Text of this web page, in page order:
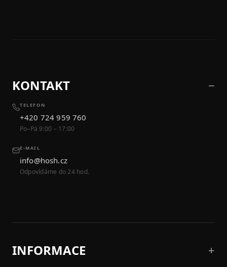
KONTAKT
TELEFON
+420 724 959 760
Po–Pá 9:00 – 17:00
E-MAIL
info@hosh.cz
Odpovídáme do 24 hod.
INFORMACE